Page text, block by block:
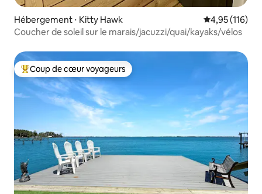
Hébergement ⋅ Kitty Hawk Évaluation
4,95 (116)
Coucher de soleil sur le marais/jacuzzi/quai/kayaks/vélos
Coups de cœur voyageurs les plus appréciés
Coup de cœur voyageurs